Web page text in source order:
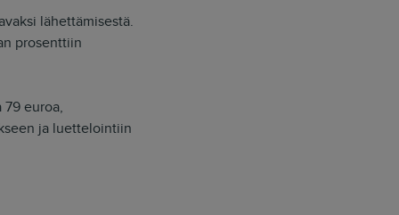
lähettämisestä.
prosenttiin
euroa,
ja luettelointiin